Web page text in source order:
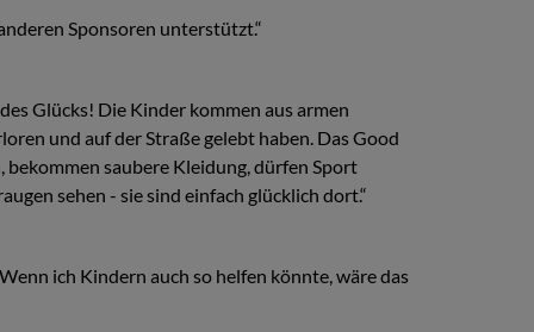
Sponsoren unterstützt.“
Glücks! Die Kinder kommen aus armen
und auf der Straße gelebt haben. Das Good
bekommen saubere Kleidung, dürfen Sport
sehen - sie sind einfach glücklich dort.“
ich Kindern auch so helfen könnte, wäre das